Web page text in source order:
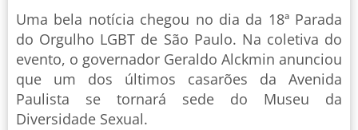
Uma bela notícia chegou no dia da 18ª Parada
do Orgulho LGBT de São Paulo. Na coletiva do
evento, o governador Geraldo Alckmin anunciou
que um dos últimos casarões da Avenida
Paulista se tornará sede do Museu da
Diversidade Sexual.